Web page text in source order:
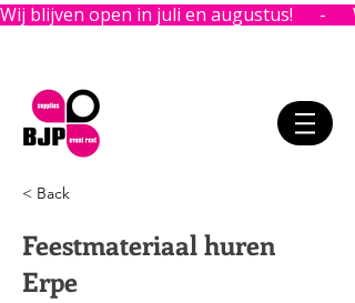
Wij blijven open in juli en augustus!      -
< Back
Feestmateriaal huren
Erpe